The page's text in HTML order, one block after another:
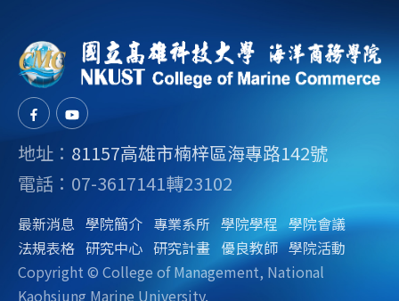
地址： 81157高雄市楠梓區海專路142號
電話：07-3617141轉23102
最新消息 學院簡介 專業系所 學院學程 學院會議
法規表格 研究中心 研究計畫 優良教師 學院活動
Copyright © College of Management, National
Kaohsiung Marine University.